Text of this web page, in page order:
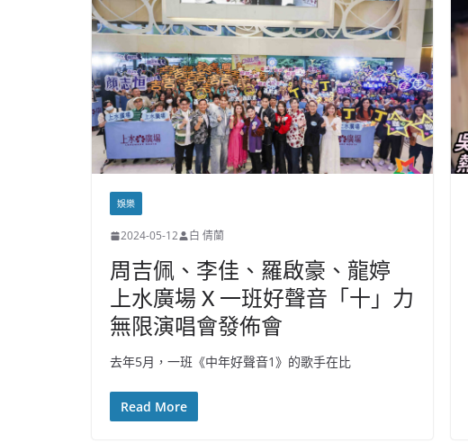
娛樂
2024-05-12 白 倩蘭
周吉佩、李佳、羅啟豪、龍婷
上水廣場 X 一班好聲音「十」力
無限演唱會發佈會
去年5月，一班《中年好聲音1》的歌手在比
Read More